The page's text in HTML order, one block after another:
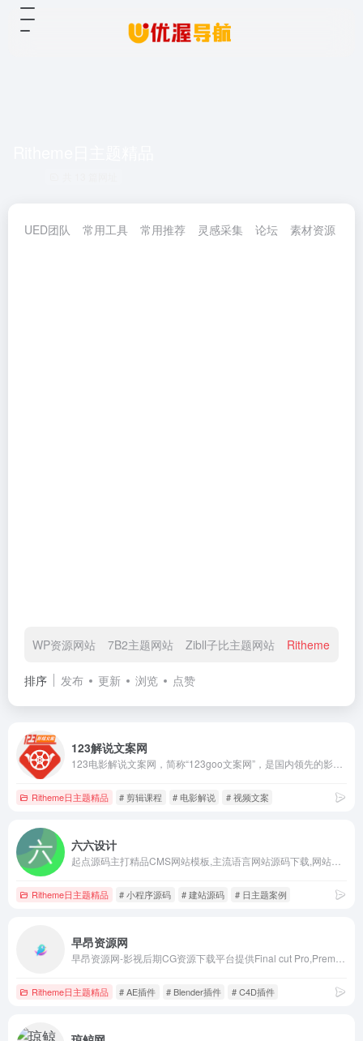
UED团队 常用工具 常用推荐 灵感采集 论坛 素材资源
WP资源网站 7B2主题网站 Zibll子比主题网站 Ritheme日主
排序 发布 更新 浏览 点赞
123解说文案网
Ritheme日主题精品 # 剪辑课程 # 电影解说 # 视频文案
六六设计
Ritheme日主题精品 # 小程序源码 # 建站源码 # 日主题案例
早昂资源网
Ritheme日主题精品 # AE插件 # Blender插件 # C4D插件